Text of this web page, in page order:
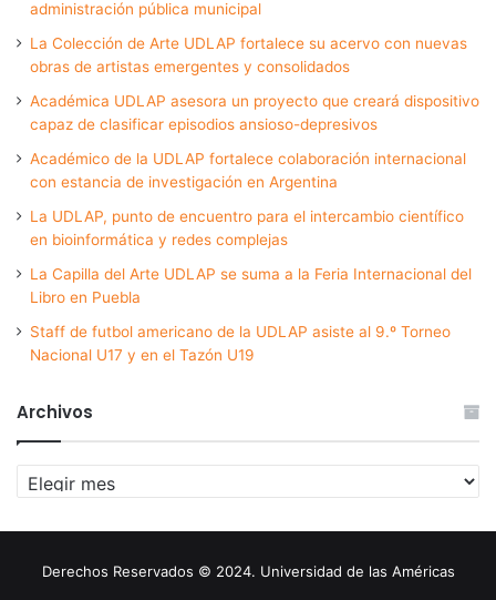
administración pública municipal
La Colección de Arte UDLAP fortalece su acervo con nuevas
obras de artistas emergentes y consolidados
Académica UDLAP asesora un proyecto que creará dispositivo
capaz de clasificar episodios ansioso-depresivos
Académico de la UDLAP fortalece colaboración internacional
con estancia de investigación en Argentina
La UDLAP, punto de encuentro para el intercambio científico
en bioinformática y redes complejas
La Capilla del Arte UDLAP se suma a la Feria Internacional del
Libro en Puebla
Staff de futbol americano de la UDLAP asiste al 9.º Torneo
Nacional U17 y en el Tazón U19
Archivos
Archivos
Derechos Reservados © 2024. Universidad de las Américas